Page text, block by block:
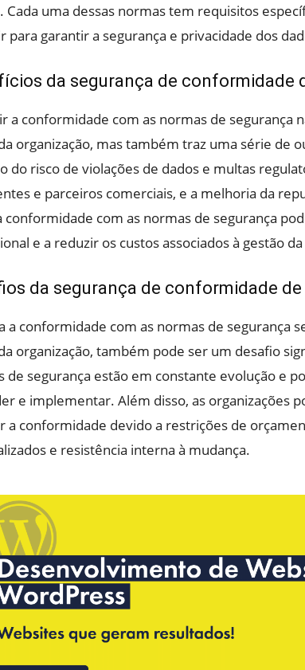
Cada uma dessas normas tem requisitos
para garantir a segurança e privacidade dos
da segurança de conformidade
a conformidade com as normas de segurança
organização, mas também traz uma série de
do risco de violações de dados e multas
e parceiros comerciais, e a melhoria da
conformidade com as normas de segurança
e a reduzir os custos associados à gestão
da segurança de conformidade
a conformidade com as normas de segurança
organização, também pode ser um desafio
de segurança estão em constante evolução e
e implementar. Além disso, as organizações
a conformidade devido a restrições de
e resistência interna à mudança.